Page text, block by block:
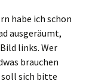
habe ich schon
ausgeräumt,
links. Wer
brauchen
soll sich bitte